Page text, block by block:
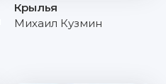
Крылья
Михаил Кузмин